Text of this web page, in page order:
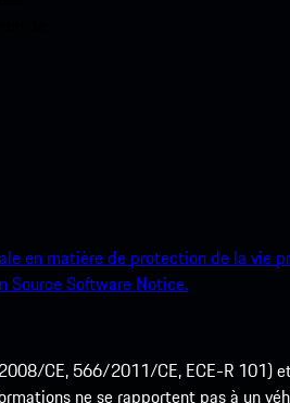
en matière de protection de la vie
Source Software Notice.
CE, 566/2011/CE, ECE-R
ne se rapportent pas à un